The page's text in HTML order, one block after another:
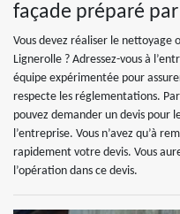
façade préparé
Vous devez réaliser le nettoyage
Lignerolle ? Adressez-vous à
équipe expérimentée pour
respecte les réglementations.
pouvez demander un devis pour
l’entreprise. Vous n’avez qu’à
rapidement votre devis. Vous
l’opération dans ce devis.